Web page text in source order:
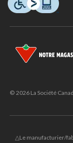
© 2026 La Société
△Le manufacturier/